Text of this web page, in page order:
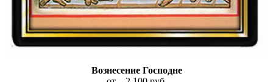
Вознесение Господне